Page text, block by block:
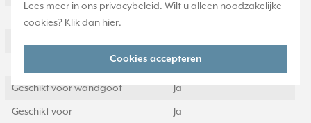
Lees meer in ons privacybeleid. Wilt u alleen noodzakelijke
cookies? Klik dan hier.
Cookies accepteren
Geschikt voor vloerpot
Uitvoering oppervlakte Mat
Geschikt voor wandgoot Ja
Geschikt voor
Ja